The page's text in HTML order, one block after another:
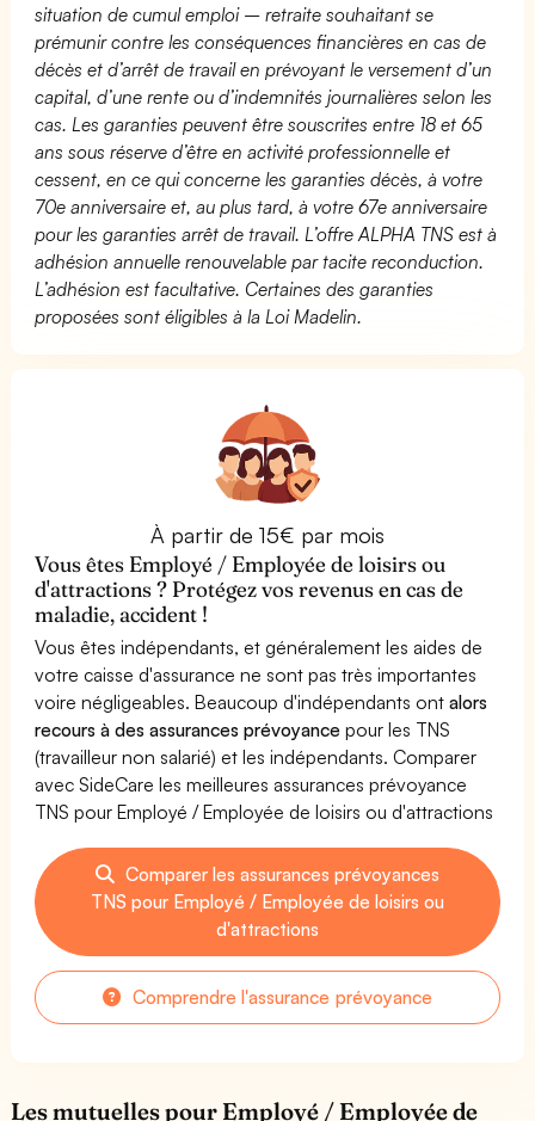
situation de cumul emploi – retraite souhaitant se
prémunir contre les conséquences financières en cas de
décès et d’arrêt de travail en prévoyant le versement d’un
capital, d’une rente ou d’indemnités journalières selon les
cas. Les garanties peuvent être souscrites entre 18 et 65
ans sous réserve d’être en activité professionnelle et
cessent, en ce qui concerne les garanties décès, à votre
70e anniversaire et, au plus tard, à votre 67e anniversaire
pour les garanties arrêt de travail. L’offre ALPHA TNS est à
adhésion annuelle renouvelable par tacite reconduction.
L’adhésion est facultative. Certaines des garanties
proposées sont éligibles à la Loi Madelin.
À partir de 15€ par mois
Vous êtes Employé / Employée de loisirs ou
d'attractions ? Protégez vos revenus en cas de
maladie, accident !
Vous êtes indépendants, et généralement les aides de
votre caisse d'assurance ne sont pas très importantes
voire négligeables. Beaucoup d'indépendants ontalors
recours à des assurances prévoyance pour les TNS
(travailleur non salarié) et les indépendants. Comparer
avec SideCare les meilleures assurances prévoyance
TNS pour Employé / Employée de loisirs ou d'attractions
Comparer les assurances prévoyances
TNS pour Employé / Employée de loisirs ou
d'attractions
Comprendre l'assurance prévoyance
Les mutuelles pour Employé / Employée de